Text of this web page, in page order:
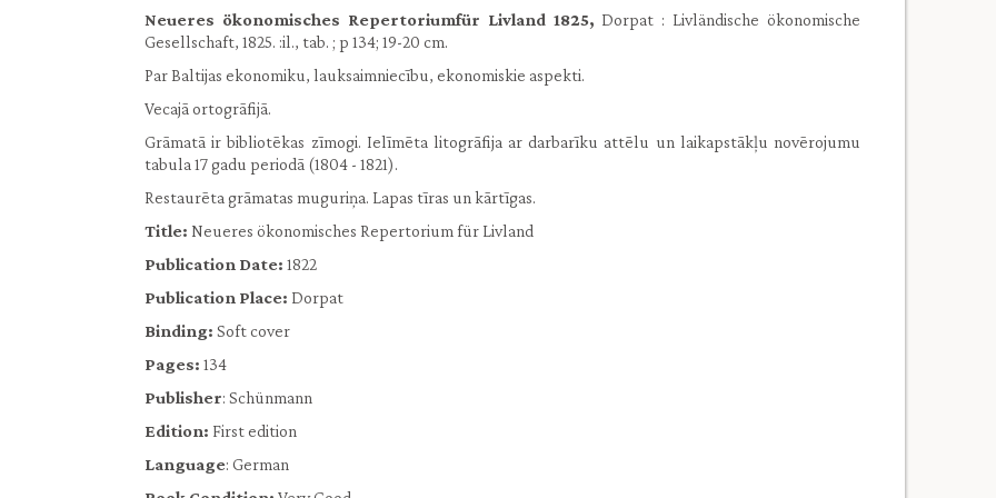
Neueres ökonomisches Repertoriumfür Livland 1825, Dorpat : Livländische ökonomische
Gesellschaft, 1825. :il., tab. ; p 134; 19-20 cm.
Par Baltijas ekonomiku, lauksaimniecību, ekonomiskie aspekti.
Vecajā ortogrāfijā.
Grāmatā ir bibliotēkas zīmogi. Ielīmēta litogrāfija ar darbarīku attēlu un laikapstākļu novērojumu
tabula 17 gadu periodā (1804 - 1821).
Restaurēta grāmatas muguriņa. Lapas tīras un kārtīgas.
Title: Neueres ökonomisches Repertorium für Livland
Publication Date: 1822
Publication Place: Dorpat
Binding: Soft cover
Pages: 134
Publisher: Schünmann
Edition: First edition
Language: German